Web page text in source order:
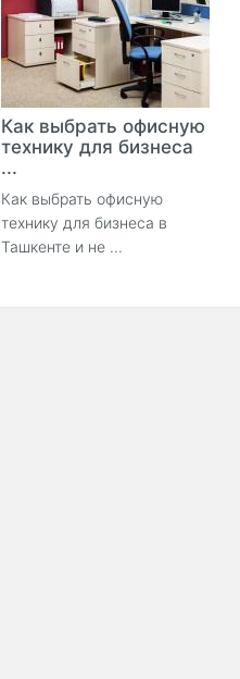
Как выбрать офисную
технику для бизнеса
...
Как выбрать офисную
технику для бизнеса в
Ташкенте и не ...